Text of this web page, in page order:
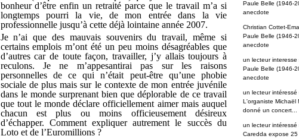
Paule Belle (1946-
anecdote
Christian Cottet-
Paule Belle (1946-
anecdote
un lecteur interesse
Paule Belle (1946-
anecdote
un lecteur intéressé
L'organiste Michaël
donné un concert...
un lecteur intéressé
Caredda expose
bonheur d’être enfin un retraité parce que le travail m’a si
longtemps pourri la vie, de mon entrée dans la vie
professionnelle jusqu’à cette déjà lointaine année 2007.
Je n’ai que des mauvais souvenirs du travail, même si
certains emplois m’ont été un peu moins désagréables que
d’autres car de toute façon, travailler, j’y allais toujours à
reculons. Je ne m’appesantirai pas sur les raisons
personnelles de ce qui n’était peut-être qu’une phobie
sociale de plus mais sur le contexte de mon entrée juvénile
dans le monde surprenant bien que déplorable de ce travail
que tout le monde déclare officiellement aimer mais auquel
chacun est plus ou moins officieusement désireux
d’échapper. Comment expliquer autrement le succès du
Loto et de l’Euromillions ?